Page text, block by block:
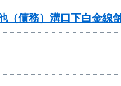
（債務）溝口下白金線